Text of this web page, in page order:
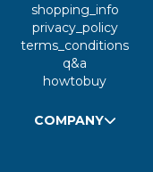
shopping_info
privacy_policy
terms_conditions
q&a
howtobuy
COMPANY